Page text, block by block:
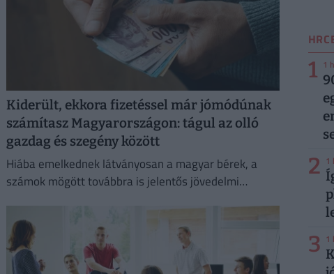
Kiderült, ekkora fizetéssel már jómódúnak
számítasz Magyarországon: tágul az olló
gazdag és szegény között
Hiába emelkednek látványosan a magyar bérek, a
számok mögött továbbra is jelentős jövedelmi
1 1
2 1
3 1